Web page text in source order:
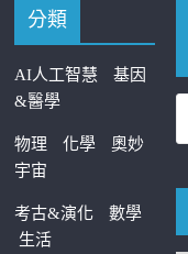
分類
AI人工智慧
基因
&醫學
物理 化學
奧妙
宇宙
考古&演化
數學
生活